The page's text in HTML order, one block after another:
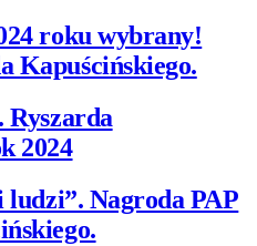
roku wybrany!
Kapuścińskiego.
2024
ludzi”. Nagroda PAP